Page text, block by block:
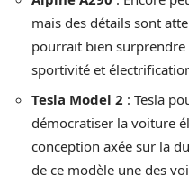
mais des détails sont
pourrait bien
sportivité et
Tesla Model 2 : Tesla
démocratiser la voiture
conception axée sur la
de ce modèle une des